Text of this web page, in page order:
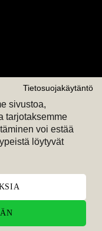
Tietosuojakäytäntö
sivustoa,
tarjotaksemme
voi estää
löytyvät
meitä